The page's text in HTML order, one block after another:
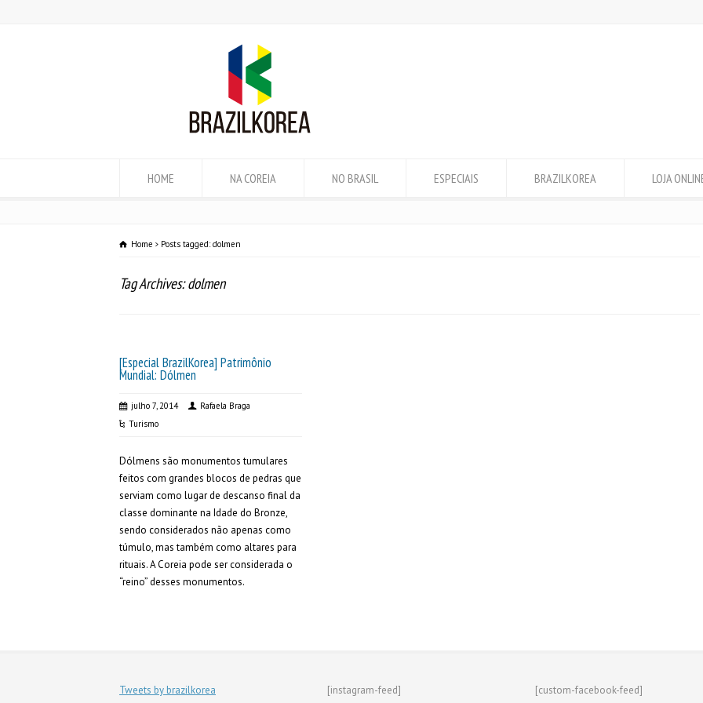
HOME NA COREIA NO BRASIL ESPECIAIS BRAZILKOREA LOJA
Home Posts tagged: dolmen
Tag Archives: dolmen
[Especial BrazilKorea] Patrimônio
Mundial: Dólmen
julho 7, 2014
Rafaela Braga
Turismo
Dólmens são monumentos tumulares
feitos com grandes blocos de pedras que
serviam como lugar de descanso final da
classe dominante na Idade do Bronze,
sendo considerados não apenas como
túmulo, mas também como altares para
rituais. A Coreia pode ser considerada o
“reino” desses monumentos.
Tweets by brazilkorea [instagram-feed] [custom-facebook-feed]